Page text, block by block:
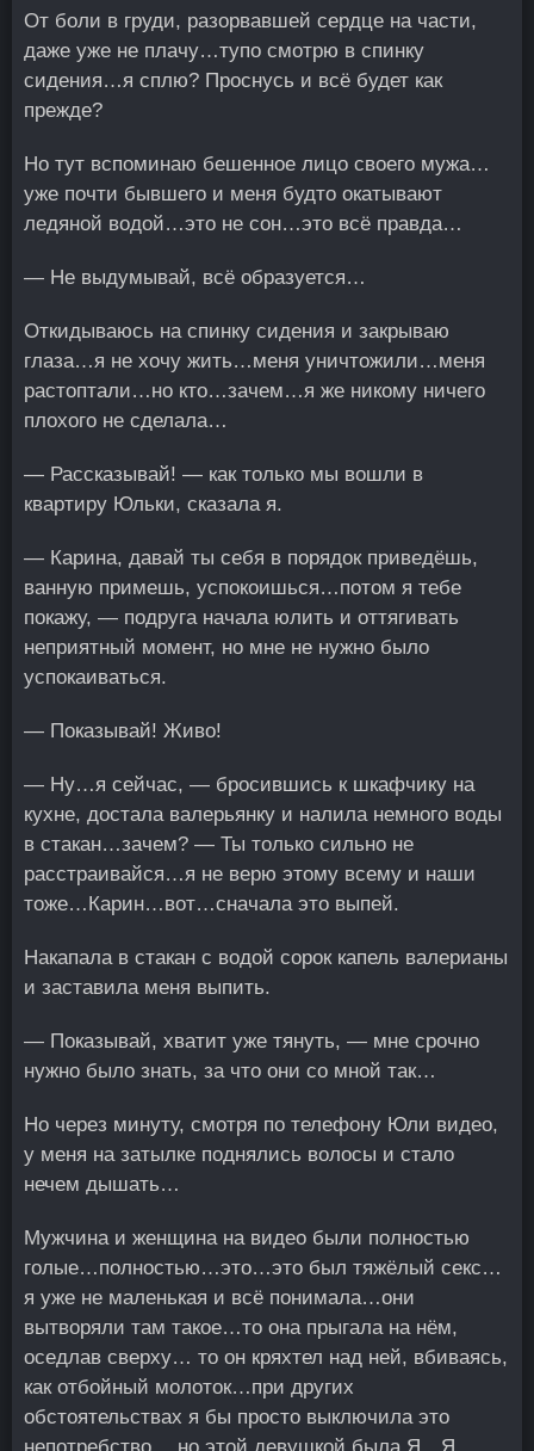
От боли в груди, разорвавшей сердце на части,
даже уже не плачу…тупо смотрю в спинку
сидения…я сплю? Проснусь и всё будет как
прежде?
Но тут вспоминаю бешенное лицо своего мужа…
уже почти бывшего и меня будто окатывают
ледяной водой…это не сон…это всё правда…
— Не выдумывай, всё образуется…
Откидываюсь на спинку сидения и закрываю
глаза…я не хочу жить…меня уничтожили…меня
растоптали…но кто…зачем…я же никому ничего
плохого не сделала…
— Рассказывай! — как только мы вошли в
квартиру Юльки, сказала я.
— Карина, давай ты себя в порядок приведёшь,
ванную примешь, успокоишься…потом я тебе
покажу, — подруга начала юлить и оттягивать
неприятный момент, но мне не нужно было
успокаиваться.
— Показывай! Живо!
— Ну…я сейчас, — бросившись к шкафчику на
кухне, достала валерьянку и налила немного воды
в стакан…зачем? — Ты только сильно не
расстраивайся…я не верю этому всему и наши
тоже…Карин…вот…сначала это выпей.
Накапала в стакан с водой сорок капель валерианы
и заставила меня выпить.
— Показывай, хватит уже тянуть, — мне срочно
нужно было знать, за что они со мной так…
Но через минуту, смотря по телефону Юли видео,
у меня на затылке поднялись волосы и стало
нечем дышать…
Мужчина и женщина на видео были полностью
голые…полностью…это…это был тяжёлый секс…
я уже не маленькая и всё понимала…они
вытворяли там такое…то она прыгала на нём,
оседлав сверху… то он кряхтел над ней, вбиваясь,
как отбойный молоток…при других
обстоятельствах я бы просто выключила это